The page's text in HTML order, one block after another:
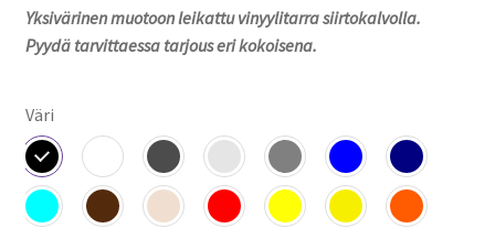
Kassa
14,90 €
Yksivärinen muotoon leikattu vinyylitarra siirtokalvolla.
Pyydä tarvittaessa tarjous eri kokoisena.
Väri